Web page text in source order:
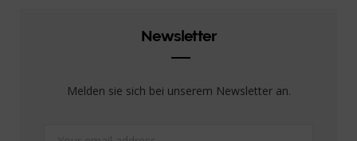
Newsletter
Melden sie sich bei unserem Newsletter an.